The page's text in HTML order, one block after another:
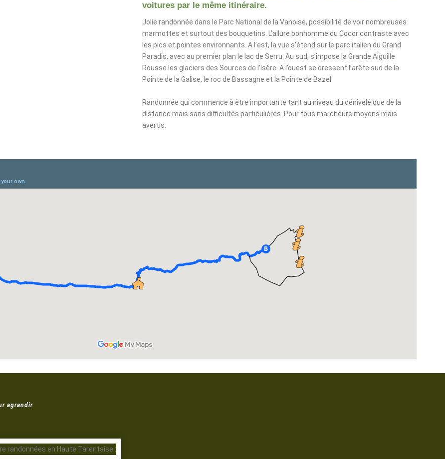
voitures par le même itinéraire.
Jolie randonnée dans le Parc National de la Vanoise, possibilité de voir nombreuses
marmottes et surtout des bouquetins. L’allure bonhomme du Cocor contraste avec
les pics et pointes environnants. A l’est, la vue s’étend sur le parc italien du Grand
Paradis, avec au premier plan le lac de Serru. Au sud, s’impose la Grande Aiguille
Rousse les glaciers des Sources de l’Isère. A l’ouest se dressent l’arête sud de la
Pointe de la Galise, le roc de Bassagne et la Pointe de Bazel.
Randonnée qui commence à être importante tant au niveau du dénivelé que de la
distance mais sans difficultés particulières. Pour tous marcheurs moyens mais
avertis.
agrandir